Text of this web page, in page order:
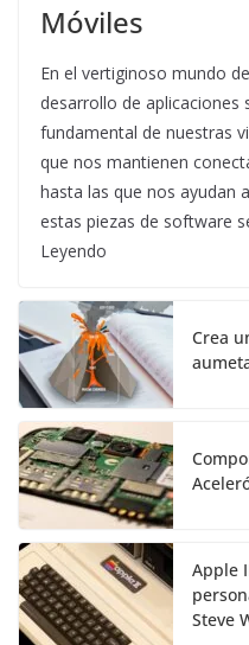
Móviles
En el vertiginoso mundo
desarrollo de aplicaciones
fundamental de nuestras
que nos mantienen
hasta las que nos ayudan
estas piezas de software
Leyendo
Crea
Apple
Steve